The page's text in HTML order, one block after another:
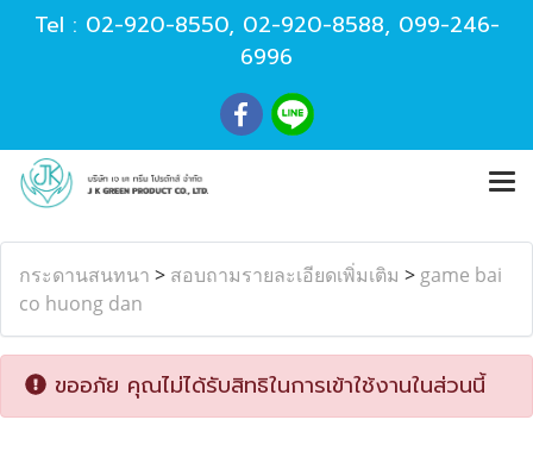
Tel : 02-920-8550, 02-920-8588, 099-246-
6996
กระดานสนทนา > สอบถามรายละเอียดเพิ่มเติม > game bai
co huong dan
ขออภัย คุณไม่ได้รับสิทธิในการเข้าใช้งานในส่วนนี้